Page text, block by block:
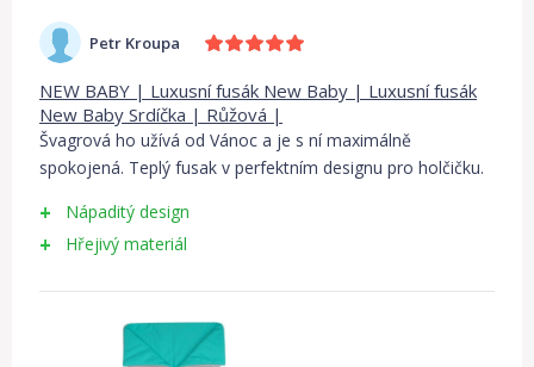
Petr Kroupa
NEW BABY | Luxusní fusák New Baby | Luxusní fusák
New Baby Srdíčka | Růžová |
Švagrová ho užívá od Vánoc a je s ní maximálně
spokojená. Teplý fusak v perfektním designu pro holčičku.
Nápaditý design
Hřejivý materiál